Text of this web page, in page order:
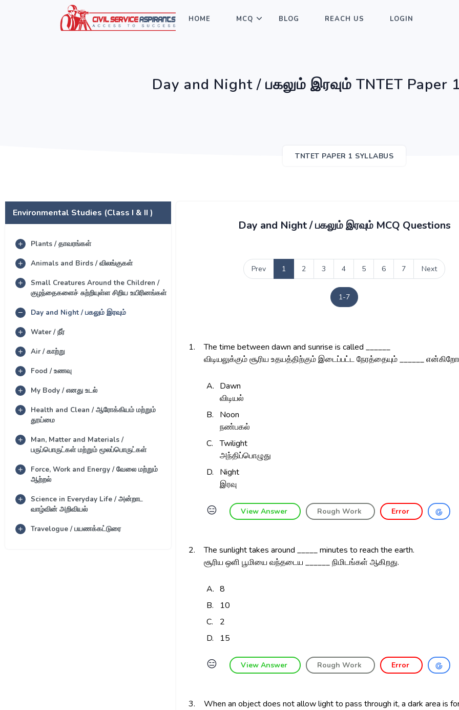
HOME MCQ BLOG REACH US LOGIN
Day and Night / பகலும் இரவும் TNTET Paper
TNTET PAPER 1 SYLLABUS
Environmental Studies (Class I & II )
Plants / தாவரங்கள்
Animals and Birds / விலங்குகள்
Small Creatures Around the Children /
குழந்தைகளைச் சுற்றியுள்ள சிறிய உயிரினங்கள்
Day and Night / பகலும் இரவும்
Water / நீர்
Air / காற்று
Food / உணவு
My Body / எனது உடல்
Health and Clean / ஆரோக்கியம் மற்றும்
தூய்மை
Man, Matter and Materials /
பருப்பொருட்கள் மற்றும் மூலப்பொருட்கள்
Force, Work and Energy / வேலை மற்றும்
ஆற்றல்
Science in Everyday Life / அன்றாட
வாழ்வின் அறிவியல்
Travelogue / பயணக்கட்டுரை
Day and Night / பகலும் இரவும் MCQ Questions
Prev 1 2 3 4 5 6 7 Next
1-7
1.
The time between dawn and sunrise is called ______
விடியலுக்கும் சூரிய உதயத்திற்கும் இடைப்பட்ட நேரத்தையும் ______
A. Dawn
விடியல்
B.
Noon
நண்பகல்
C.
Twilight
அந்திப்பொழுது
D.
Night
இரவு
😑 View Answer Rough Work Error
2.
The sunlight takes around _____ minutes to reach the earth.
சூரிய ஒளி பூமியை வந்தடைய ______ நிமிடங்கள் ஆகிறது.
A. 8
B.
10
C.
2
D.
15
😑 View Answer Rough Work Error
3.
When an object does not allow light to pass through it, a dark area is